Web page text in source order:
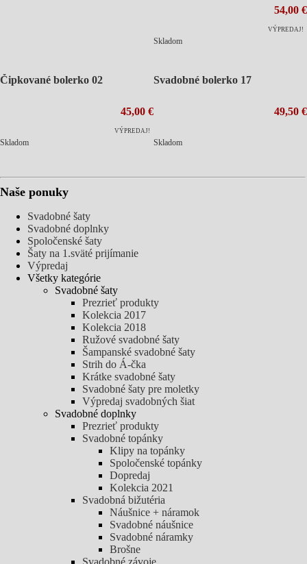
54,00 €
VÝPREDAJ!
Skladom
Čipkované bolerko 02
45,00 €
VÝPREDAJ!
Skladom
Svadobné bolerko 17
49,50 €
Skladom
Naše ponuky
Svadobné šaty
Svadobné doplnky
Spoločenské šaty
Šaty na 1.sväté prijímanie
Výpredaj
Všetky kategórie
Svadobné šaty
Prezrieť produkty
Kolekcia 2017
Kolekcia 2018
Ružové svadobné šaty
Šampanské svadobné šaty
Strih do Á-čka
Krátke svadobné šaty
Svadobné šaty pre moletky
Výpredaj svadobných šiat
Svadobné doplnky
Prezrieť produkty
Svadobné topánky
Klipy na topánky
Spoločenské topánky
Dopredaj
Kolekcia 2021
Svadobná bižutéria
Náušnice + náramok
Svadobné náušnice
Svadobné náramky
Brošne
Svadobné závoje